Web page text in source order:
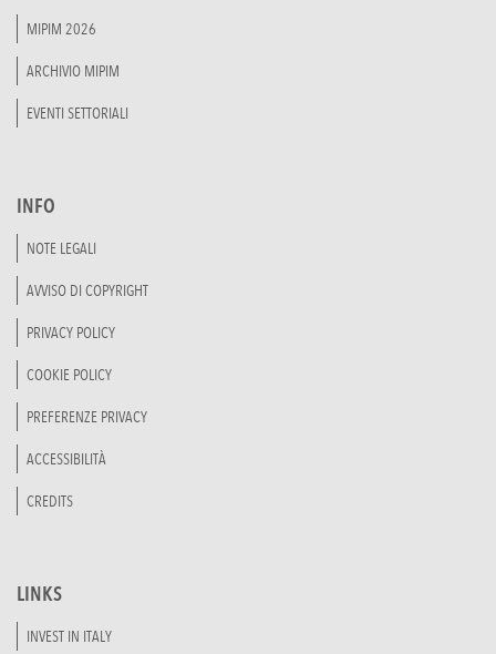
MIPIM 2026
ARCHIVIO MIPIM
EVENTI SETTORIALI
INFO
NOTE LEGALI
AVVISO DI COPYRIGHT
PRIVACY POLICY
COOKIE POLICY
PREFERENZE PRIVACY
ACCESSIBILITÀ
CREDITS
LINKS
INVEST IN ITALY